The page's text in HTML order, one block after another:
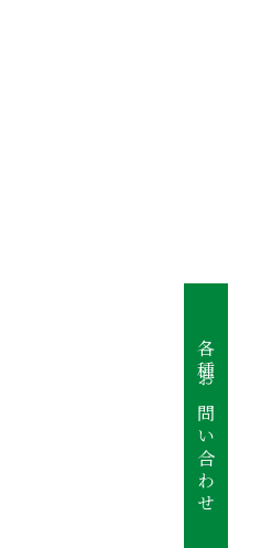
各種お問い合わせ